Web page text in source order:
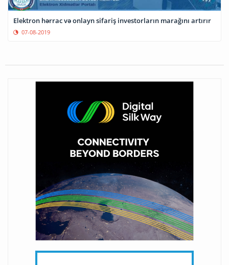
Elektron hərrac və onlayn sifariş investorların marağını artırır
07-08-2019